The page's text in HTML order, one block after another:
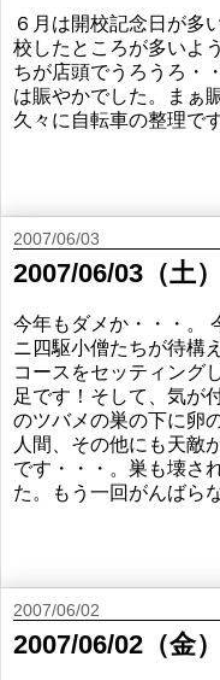
６月は開校記念日が多
校したところが多いよ
ちが店頭でうろうろ・
は賑やかでした。まぁ
久々に自転車の整理です
2007/06/03
2007/06/03（土
今年もダメか・・・。
ニ四駆小僧たちが待構
コースをセッティング
足です！そして、気が
のツバメの巣の下に卵
人間、その他にも天敵
です・・・。巣も壊さ
た。もう一回がんばら
2007/06/02
2007/06/02（金